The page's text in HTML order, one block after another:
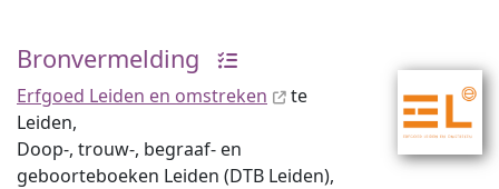
Bronvermelding
Erfgoed Leiden en omstreken
te
Leiden,
Doop-, trouw-, begraaf- en
geboorteboeken Leiden (DTB Leiden),